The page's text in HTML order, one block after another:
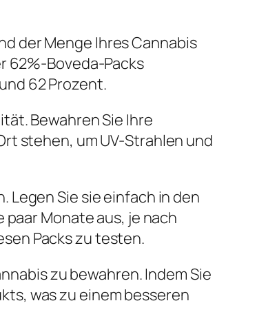
der Menge Ihres Cannabis
62%-Boveda-Packs
62 Prozent.
Bewahren Sie Ihre
stehen, um UV-Strahlen und
Legen Sie sie einfach in den
Monate aus, je nach
Packs zu testen.
zu bewahren. Indem Sie
was zu einem besseren